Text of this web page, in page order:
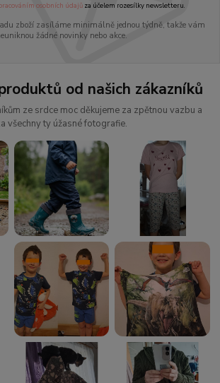
osobních údajůza účelem rozesílky newsletteru.
zboží zasíláme minimálně jednou týdně, takže vám
žádné novinky nebo akce.
od našich zákazníků
ze srdce moc děkujeme za zpětnou vazbu a
všechny ty úžasné fotografie.